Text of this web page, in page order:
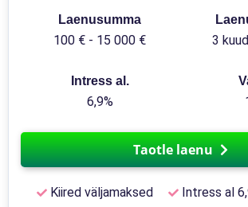
Laenusumma
100 € - 15 000 € 3
Intress al.
6,9%
Taotle laenu
Kiired väljamaksed
Intress al